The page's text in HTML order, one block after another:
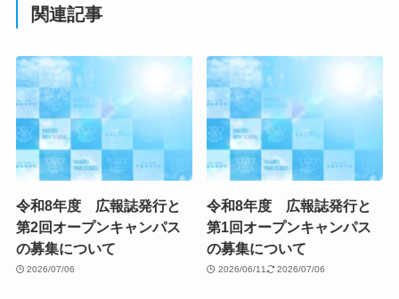
関連記事
令和8年度 広報誌発行と
第2回オープンキャンパス
の募集について
2026/07/06
令和8年度 広報誌発行と
第1回オープンキャンパス
の募集について
2026/06/11 2026/07/06